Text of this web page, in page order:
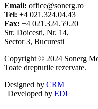
Email: office@sonerg.ro
Tel: +4 021.324.04.43
Fax: +4 021.324.59.20
Str. Doicesti, Nr. 14,
Sector 3, Bucuresti
Copyright © 2024 Sonerg
Toate drepturile rezervate.
Designed by CRM
| Developed by EDI